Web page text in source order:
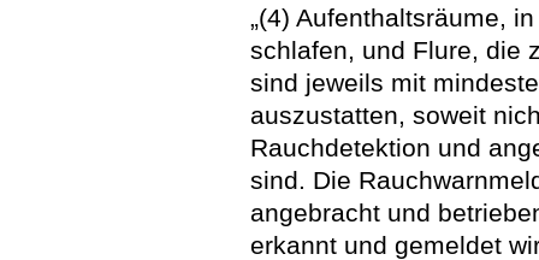
„(4) Aufenthaltsräume,
schlafen, und Flure, die
sind jeweils mit
auszustatten, soweit
Rauchdetektion und
sind. Die
angebracht und
erkannt und gemeldet